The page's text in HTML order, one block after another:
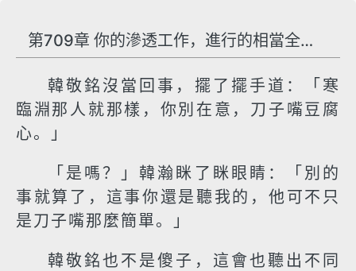
第709章 你的滲透工作，進行的相當全面嘛！
韓敬銘沒當回事，擺了擺手道：「寒
臨淵那人就那樣，你別在意，刀子嘴豆腐
心。」
「是嗎？」韓瀚眯了眯眼睛：「別的
事就算了，這事你還是聽我的，他可不只
是刀子嘴那麼簡單。」
韓敬銘也不是傻子，這會也聽出不同